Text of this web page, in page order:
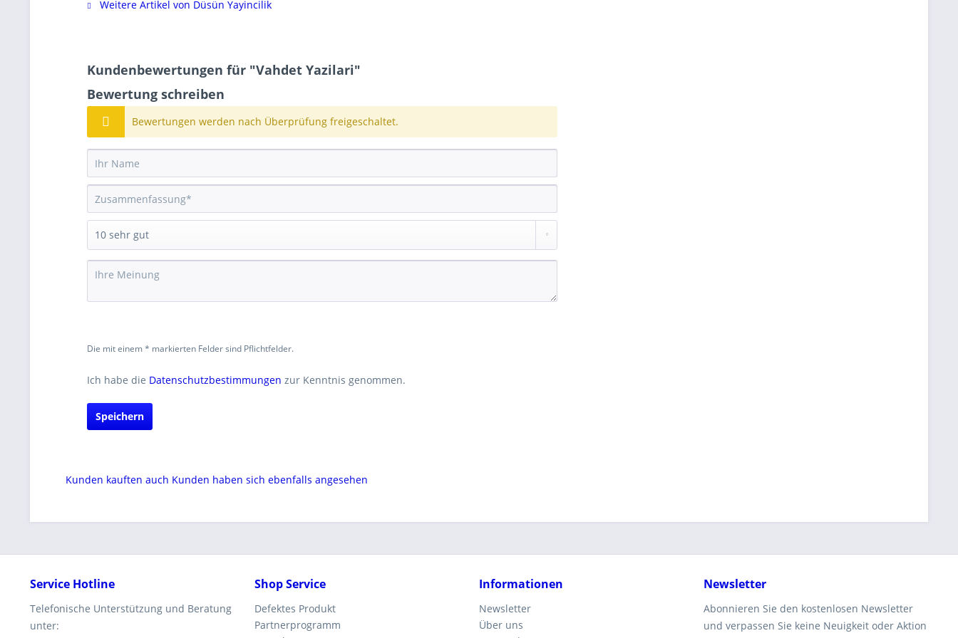
Weitere Artikel von Düsün Yayincilik
Kundenbewertungen für "Vahdet Yazilari"
Bewertung schreiben
Bewertungen werden nach Überprüfung freigeschaltet.
Die mit einem * markierten Felder sind Pflichtfelder.
Ich habe die Datenschutzbestimmungen zur Kenntnis genommen.
Speichern
Kunden kauften auch Kunden haben sich ebenfalls angesehen
Service Hotline
Telefonische Unterstützung und Beratung
unter:
Shop Service
Defektes Produkt
Partnerprogramm
Informationen
Newsletter
Über uns
Newsletter
Abonnieren Sie den kostenlosen Newsletter
und verpassen Sie keine Neuigkeit oder Aktion